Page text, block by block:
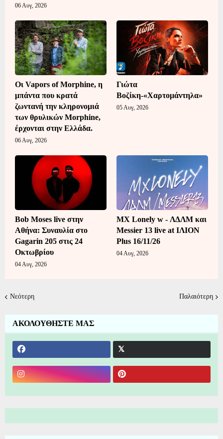
06 Αυγ, 2026
Οι Vapors of Morphine, η
μπάντα που κρατά
ζωντανή την κληρονομιά
των θρυλικών Morphine,
έρχονται στην Ελλάδα.
06 Αυγ, 2026
Γιώτα
Βοζίκη-«Χαρτομάντηλα»
05 Αυγ, 2026
Bob Moses live στην
Αθήνα: Συναυλία στο
Gagarin 205 στις 24
Οκτωβρίου
04 Αυγ, 2026
MX Lonely w - ΛΔΛΜ και
Messier 13 live at ΙΛΙΟΝ
Plus 16/11/26
04 Αυγ, 2026
Νεότερη Παλαιότερη
ΑΚΟΛΟΥΘΗΣΤΕ ΜΑΣ